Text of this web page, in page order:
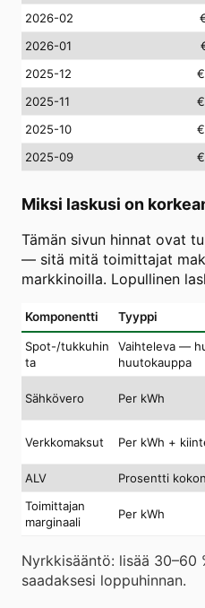
2026-02
2026-01
2025-12
2025-11
2025-10
2025-09
Miksi laskusi on
Tämän sivun hinnat ovat
— sitä mitä toimittajat
markkinoilla. Lopullinen
Komponentti Tyyppi
Spot-/tukkuhin
ta
Vaihteleva —
huutokauppa
Sähkövero Per kWh
Verkkomaksut Per kWh +
ALV
Prosentti
Toimittajan
marginaali
Per kWh
Nyrkkisääntö: lisää 30–60
saadaksesi loppuhinnan.